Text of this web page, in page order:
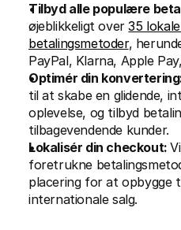
Tilbyd alle populære
øjeblikkeligt over 35
betalingsmetoder,
PayPal, Klarna, Apple
Optimér din
til at skabe en glidende,
oplevelse, og tilbyd
tilbagevendende kunder.
Lokalisér din checkout:
foretrukne
placering for at opbygge
internationale salg.